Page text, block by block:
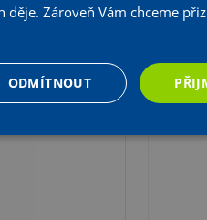
děje. Zároveň Vám chceme
ODMÍTNOUT